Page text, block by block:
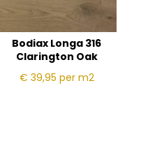
Bodiax Longa 316
Clarington Oak
€ 39,95 per m2